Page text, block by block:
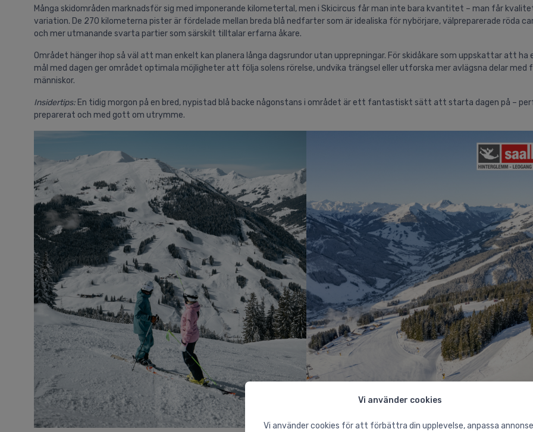
Vi använder cookies
Vi använder cookies för att förbättra din upplevelse, anpassa
Många skidområden marknadsför sig med imponerande kilometertal, men i Skicircus får man inte bara kvantitet – man får
variation. De 270 kilometerna pister är fördelade mellan breda blå nedfarter som är idealiska för nybörjare, välpreparerade röda
och mer utmanande svarta partier som särskilt tilltalar erfarna åkare.
Området hänger ihop så väl att man enkelt kan planera långa dagsrundor utan upprepningar. För skidåkare som uppskattar att
mål med dagen ger området optimala möjligheter att följa solens rörelse, undvika trängsel eller utforska mer avlägsna delar med
människor.
Insidertips: En tidig morgon på en bred, nypistad blå backe någonstans i området är ett fantastiskt sätt att starta dagen på –
preparerat och med gott om utrymme.